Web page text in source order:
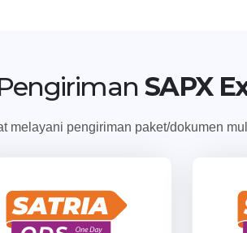
SAPX
melayani pengiriman paket/dokumen